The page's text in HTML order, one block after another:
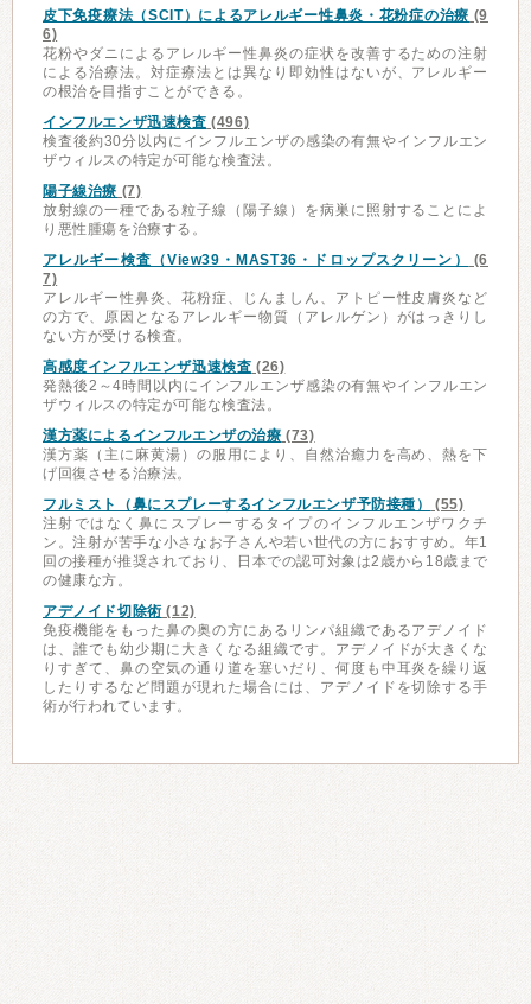
皮下免疫療法（SCIT）によるアレルギー性鼻炎・花粉症の治療 (9
6)
花粉やダニによるアレルギー性鼻炎の症状を改善するための注射
による治療法。対症療法とは異なり即効性はないが、アレルギー
の根治を目指すことができる。
インフルエンザ迅速検査 (496)
検査後約30分以内にインフルエンザの感染の有無やインフルエン
ザウィルスの特定が可能な検査法。
陽子線治療 (7)
放射線の一種である粒子線（陽子線）を病巣に照射することによ
り悪性腫瘍を治療する。
アレルギー検査（View39・MAST36・ドロップスクリーン）
(6
7)
アレルギー性鼻炎、花粉症、じんましん、アトピー性皮膚炎など
の方で、原因となるアレルギー物質（アレルゲン）がはっきりし
ない方が受ける検査。
高感度インフルエンザ迅速検査 (26)
発熱後2～4時間以内にインフルエンザ感染の有無やインフルエン
ザウィルスの特定が可能な検査法。
漢方薬によるインフルエンザの治療 (73)
漢方薬（主に麻黄湯）の服用により、自然治癒力を高め、熱を下
げ回復させる治療法。
フルミスト（鼻にスプレーするインフルエンザ予防接種）
(55)
注射ではなく鼻にスプレーするタイプのインフルエンザワクチ
ン。注射が苦手な小さなお子さんや若い世代の方におすすめ。年1
回の接種が推奨されており、日本での認可対象は2歳から18歳まで
の健康な方。
アデノイド切除術 (12)
免疫機能をもった鼻の奥の方にあるリンパ組織であるアデノイド
は、誰でも幼少期に大きくなる組織です。アデノイドが大きくな
りすぎて、鼻の空気の通り道を塞いだり、何度も中耳炎を繰り返
したりするなど問題が現れた場合には、アデノイドを切除する手
術が行われています。